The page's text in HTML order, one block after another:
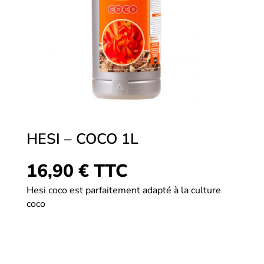
HESI – COCO 1L
16,90 € TTC
Hesi coco est parfaitement adapté à la culture
coco